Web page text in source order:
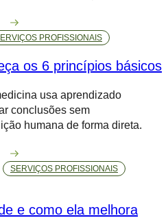
de comprometer o seu
online, os danos podem ser
dessa invasão criminosa
PROFISSIONAIS
os 6 princípios básicos
usa aprendizado
conclusões sem
humana de forma direta.
SERVIÇOS PROFISSIONAIS
e como ela melhora